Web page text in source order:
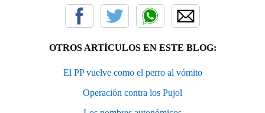
OTROS ARTÍCULOS EN ESTE BLOG:
El PP vuelve como el perro al vómito
Operación contra los Pujol